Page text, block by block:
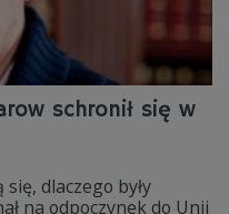
schronił się w
dlaczego były
na odpoczynek do Unii